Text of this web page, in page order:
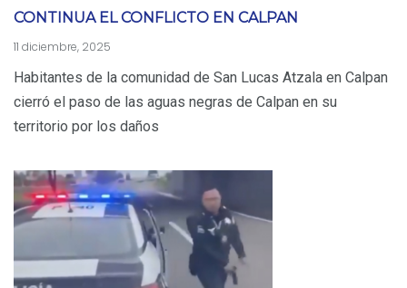
CONTINUA EL CONFLICTO EN CALPAN
11 diciembre, 2025
Habitantes de la comunidad de San Lucas Atzala en Calpan
cierró el paso de las aguas negras de Calpan en su
territorio por los daños